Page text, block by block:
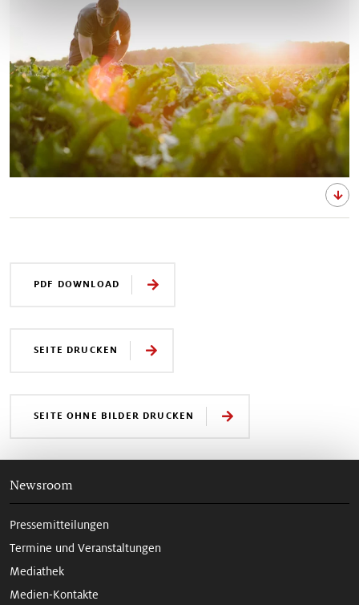
PDF DOWNLOAD
SEITE DRUCKEN
SEITE OHNE BILDER DRUCKEN
Newsroom
Pressemitteilungen
Termine und Veranstaltungen
Mediathek
Medien-Kontakte